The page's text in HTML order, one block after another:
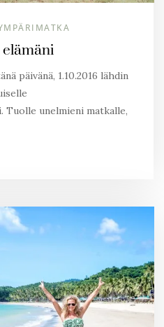
päivänä, 1.10.2016 lähdin
Tuolle unelmieni matkalle,